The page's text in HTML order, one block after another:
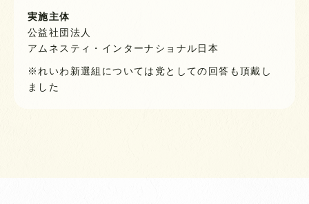
実施主体
公益社団法人
アムネスティ・インターナショナル日本
※れいわ新選組については党としての回答も頂戴し
ました